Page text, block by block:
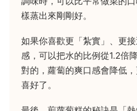
樣蒸出來剛剛好。
如果你喜歡更「紮實」、更
感，可以把水的比例從1.2倍
對的，蘿蔔的爽口感會降低
喜好了。